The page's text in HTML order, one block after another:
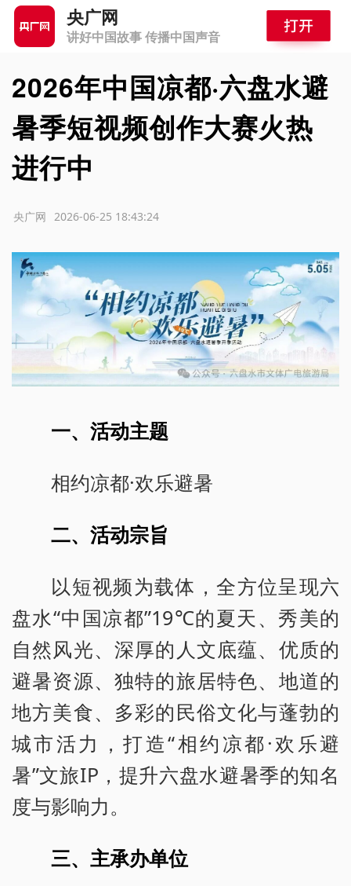
央广网
讲好中国故事 传播中国声音
2026年中国凉都·六盘水避
暑季短视频创作大赛火热
进行中
2026-06-25 18:43:24
央广网
一、活动主题
相约凉都·欢乐避暑
二、活动宗旨
以短视频为载体，全方位呈现六
盘水“中国凉都”19℃的夏天、秀美的
自然风光、深厚的人文底蕴、优质的
避暑资源、独特的旅居特色、地道的
地方美食、多彩的民俗文化与蓬勃的
城市活力，打造“相约凉都·欢乐避
暑”文旅IP，提升六盘水避暑季的知名
度与影响力。
三、主承办单位